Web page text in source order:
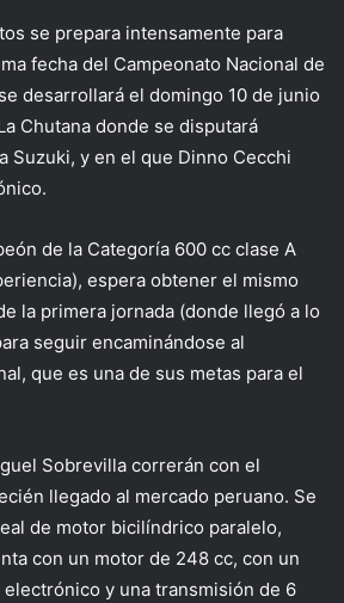
se prepara intensamente para
fecha del Campeonato Nacional de
desarrollará el domingo 10 de junio
Chutana donde se disputará
Suzuki, y en el que Dinno Cecchi
de la Categoría 600 cc clase A
espera obtener el mismo
la primera jornada (donde llegó a lo
seguir encaminándose al
que es una de sus metas para el
Sobrevilla correrán con el
llegado al mercado peruano. Se
de motor bicilíndrico paralelo,
con un motor de 248 cc, con un
y una transmisión de 6